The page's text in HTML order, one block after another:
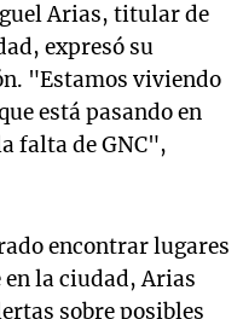
Arias, titular de
expresó su
"Estamos viviendo
está pasando en
falta de GNC",
encontrar lugares
la ciudad, Arias
sobre posibles